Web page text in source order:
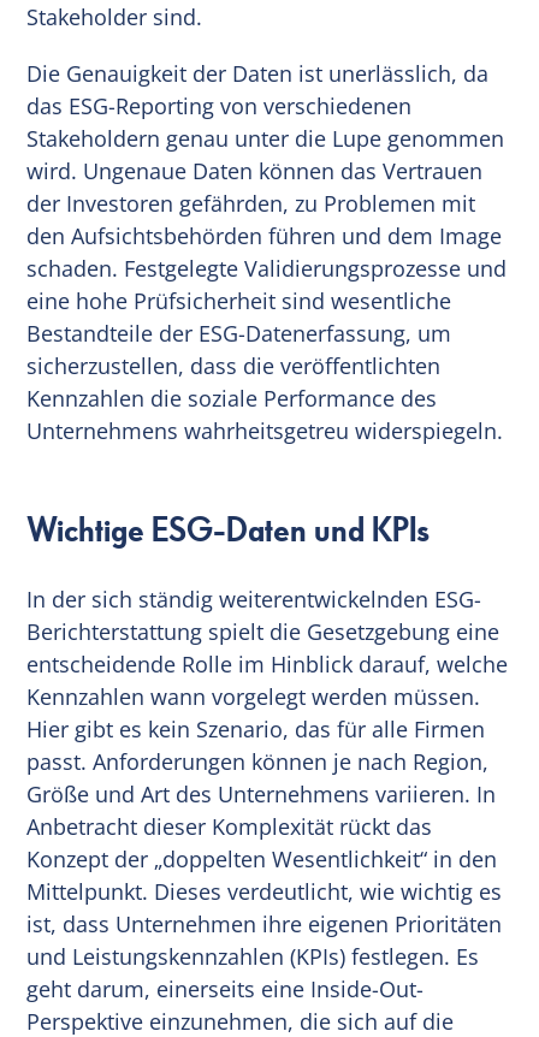
Stakeholder sind.
Die Genauigkeit der Daten ist unerlässlich, da
das ESG-Reporting von verschiedenen
Stakeholdern genau unter die Lupe genommen
wird. Ungenaue Daten können das Vertrauen
der Investoren gefährden, zu Problemen mit
den Aufsichtsbehörden führen und dem Image
schaden. Festgelegte Validierungsprozesse und
eine hohe Prüfsicherheit sind wesentliche
Bestandteile der ESG-Datenerfassung, um
sicherzustellen, dass die veröffentlichten
Kennzahlen die soziale Performance des
Unternehmens wahrheitsgetreu widerspiegeln.
Wichtige ESG-Daten und KPIs
In der sich ständig weiterentwickelnden ESG-
Berichterstattung spielt die Gesetzgebung eine
entscheidende Rolle im Hinblick darauf, welche
Kennzahlen wann vorgelegt werden müssen.
Hier gibt es kein Szenario, das für alle Firmen
passt. Anforderungen können je nach Region,
Größe und Art des Unternehmens variieren. In
Anbetracht dieser Komplexität rückt das
Konzept der „doppelten Wesentlichkeit“ in den
Mittelpunkt. Dieses verdeutlicht, wie wichtig es
ist, dass Unternehmen ihre eigenen Prioritäten
und Leistungskennzahlen (KPIs) festlegen. Es
geht darum, einerseits eine Inside-Out-
Perspektive einzunehmen, die sich auf die